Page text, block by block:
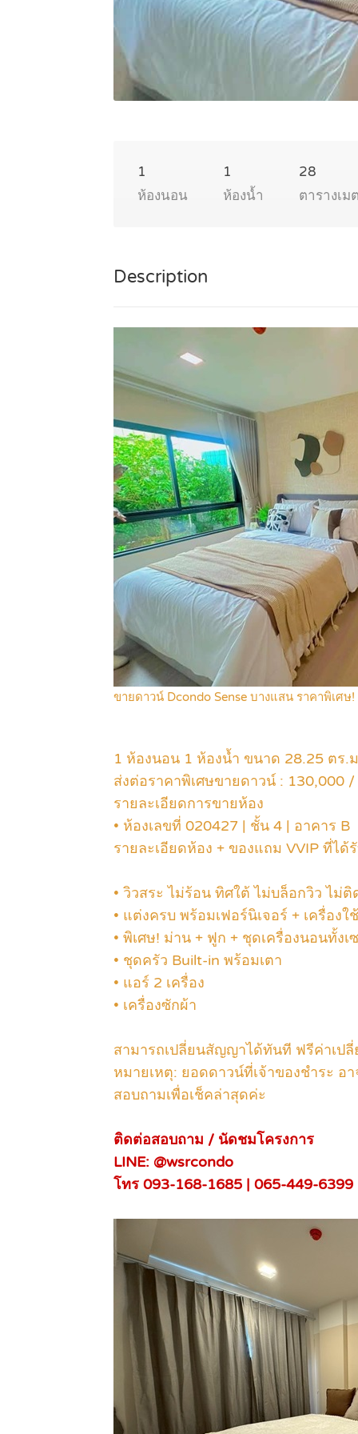
1
ห้องนอน
1
ห้องน้ำ
28
ตารางเม
Description
ขายดาวน์ Dcondo Sense บางแสน ราคาพิเศษ!
1 ห้องนอน 1 ห้องน้ำ ขนาด 28.25 ตร.
ส่งต่อราคาพิเศษขายดาวน์ : 130,000
รายละเอียดการขายห้อง
• ห้องเลขที่ 020427 | ชั้น 4 | อาคาร B
รายละเอียดห้อง + ของแถม VVIP ที่ได้
• วิวสระ ไม่ร้อน ทิศใต้ ไม่บล็อกวิว ไม่
• แต่งครบ พร้อมเฟอร์นิเจอร์ + เครื่อง
• พิเศษ! ม่าน + ฟูก + ชุดเครื่องนอนทั้งเ
• ชุดครัว Built-in พร้อมเตา
• แอร์ 2 เครื่อง
• เครื่องซักผ้า
สามารถเปลี่ยนสัญญาได้ทันที ฟรีค่าเป
หมายเหตุ: ยอดดาวน์ที่เจ้าของชำระ
สอบถามเพื่อเช็คล่าสุดค่ะ
ติดต่อสอบถาม / นัดชมโครงการ
LINE: @wsrcondo
โทร 093-168-1685 | 065-449-6399